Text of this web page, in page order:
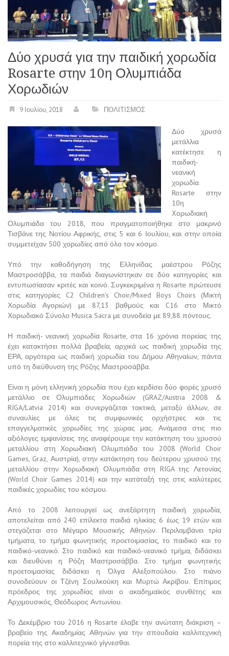
Δύο χρυσά για την παιδική χορωδία
Rosarte στην 10η Ολυμπιάδα
Χορωδιών
9 Ιουλίου, 2018 ΠΟΛΙΤΙΣΜΟΣ
Δύο χρυσά
μετάλλια
κατέκτησε η
παιδική-
νεανική
χορωδία
Rosarte στην
10η
Xορωδιακή
Ολυμπιάδα του 2018, που πραγματοποιήθηκε στο μακρινό
Τισβάνε της Νοτίου Αφρικής, στις 5 και 6 Ιουλίου, και στην οποία
συμμετείχαν 500 χορωδίες από όλο τον κόσμο.
Υπό την καθοδήγηση της Ελληνίδας μαέστρου Ρόζης
Μαστροσάββα, τα παιδιά διαγωνίστηκαν σε δύο κατηγορίες και
εντυπωσίασαν κριτές και κοινό. Συγκεκριμένα η Rosarte πρώτευσε
στις κατηγορίες C2 Children’s Choir/Mixed Boys Choirs (Μικτή
Χορωδία Αγοριών) με 87,13 βαθμούς και C16 στο Μικτό
Χορωδιακό Σύνολο Musica Sacra με συνοδεία με 89,88 πόντους.
Η παιδική- νεανική χορωδία Rosarte, στα 16 χρόνια πορείας της
έχει κατακτήσει πολλά βραβεία, αρχικά ως παιδική χορωδία της
ΕΡΑ, αργότερα ως παιδική χορωδία του Δήμου Αθηναίων, πάντα
υπό τη διεύθυνση της Ρόζης Μαστροσάββα.
Είναι η μόνη ελληνική χορωδία που έχει κερδίσει δύο φορές χρυσό
μετάλλιο σε Ολυμπιάδες Χορωδιών (GRAZ/Austria 2008 &
RIGA/Latvia 2014) και συνεργάζεται τακτικά, μεταξύ άλλων, σε
συναυλίες με όλες τις συμφωνικές ορχήστρες και τις
επαγγελματικές χορωδίες της χώρας μας. Ανάμεσα στις πιο
αξιόλογες εμφανίσεις της αναφέρουμε την κατάκτηση του χρυσού
μεταλλίου στη Χορωδιακή Ολυμπιάδα του 2008 (World Choir
Games, Graz, Αυστρία), στην κατάκτηση του δεύτερου χρυσού της
μεταλλίου στην Χορωδιακή Ολυμπιάδα στη RIGA της Λετονίας
(World Choir Games 2014) και την κατάταξή της στις καλύτερες
παιδικές χορωδίες του κόσμου.
Από το 2008 λειτουργεί ως ανεξάρτητη παιδική χορωδία,
αποτελείται από 240 επίλεκτα παιδιά ηλικίας 6 έως 19 ετών και
στεγάζεται στο Μέγαρο Μουσικής Αθηνών. Περιλαμβάνει τρία
τμήματα, το τμήμα φωνητικής προετοιμασίας, το παιδικό και το
παιδικό-νεανικό. Στο παιδικό και παιδικό-νεανικό τμήμα, διδάσκει
και διευθύνει η Ρόζη Μαστροσάββα. Στο τμήμα φωνητικής
προετοιμασίας διδάσκει η Όλγα Αλεξοπούλου. Στο πιάνο
συνοδεύουν οι Τζένη Σουλκούκη και Μυρτώ Ακρίβου. Επίτιμος
πρόεδρος της χορωδίας είναι ο ακαδημαϊκός συνθέτης και
Αρχιμουσικός, Θεόδωρος Αντωνίου.
Το Δεκέμβριο του 2016 η Rosarte έλαβε την ανώτατη διάκριση –
βραβείο της Ακαδημίας Αθηνών για την σπουδαία καλλιτεχνική
πορεία της στο καλλιτεχνικό γίγνεσθαι.